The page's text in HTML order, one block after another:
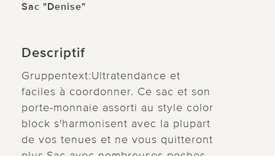
Sac "Denise"
Descriptif
Gruppentext:Ultratendance et
faciles à coordonner. Ce sac et son
porte-monnaie assorti au style color
block s'harmonisent avec la plupart
de vos tenues et ne vous quitteront